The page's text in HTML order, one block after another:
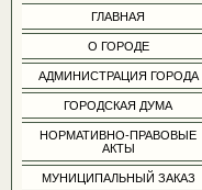
ГЛАВНАЯ
О ГОРОДЕ
АДМИНИСТРАЦИЯ ГОРОДА
ГОРОДСКАЯ ДУМА
НОРМАТИВНО-ПРАВОВЫЕ
АКТЫ
МУНИЦИПАЛЬНЫЙ ЗАКАЗ